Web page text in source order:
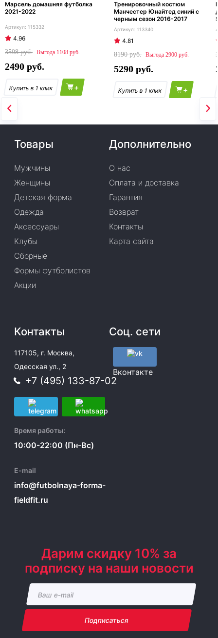
Марсель домашняя футболка
2021-2022
115332
4.96
3598
1108
2490
+
Тренировочный костюм
Манчестер Юнайтед синий с
черным сезон 2016-2017
113340
4.81
8190
2900
5290
+
Товары
Мужчины
Женщины
Детская форма
Одежда
Аксессуары
Клубы
Сборные
Формы футболистов
Акции
Дополнительно
О нас
Оплата и доставка
Гарантия
Возврат
Контакты
Карта сайта
Контакты
117105, г. Москва,
Одесская ул., 2
+7 (495) 133-87-02
Время работы:
10:00-22:00 (Пн-Вс)
E-mail
info@futbolnaya-forma-
fieldfit.ru
Соц. сети
Вконтакте
Дарим скидку 10% за
подписку на наши новости
Подписаться